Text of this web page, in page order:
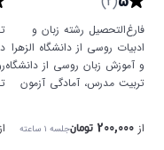
فارغ‌التحصیل رشته زبان و
ادبیات روسی از دانشگاه الزهرا
و آموزش زبان روسی از دانشگاه
تربیت مدرس، آمادگی آزمون
تدریس ساختارمند، پشتیبانی
بین جلسات.
از200,000 تومانجلسه ۱ ساعته از